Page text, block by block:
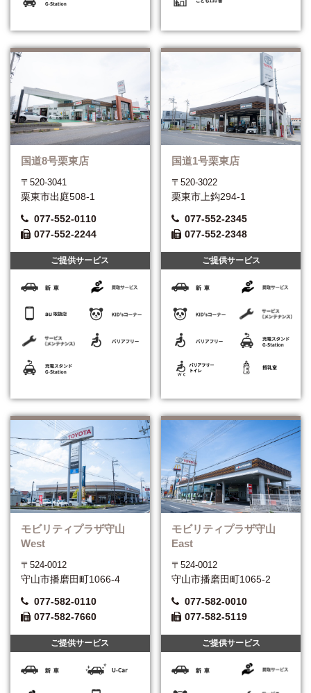
国道8号栗東店
〒520-3041
栗東市出庭508-1
077-552-0110
077-552-2244
ご提供サービス
国道1号栗東店
〒520-3022
栗東市上鈎294-1
077-552-2345
077-552-2348
ご提供サービス
モビリティプラザ守山
West
〒524-0012
守山市播磨田町1066-4
077-582-0110
077-582-7660
ご提供サービス
モビリティプラザ守山
East
〒524-0012
守山市播磨田町1065-2
077-582-0010
077-582-5119
ご提供サービス